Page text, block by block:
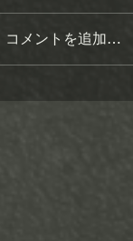
コメントを追加…